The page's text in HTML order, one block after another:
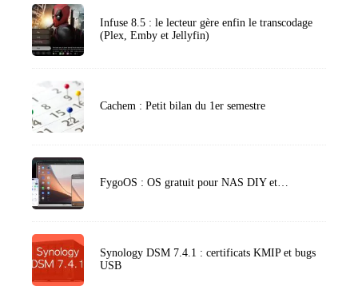
Infuse 8.5 : le lecteur gère enfin le transcodage
(Plex, Emby et Jellyfin)
Cachem : Petit bilan du 1er semestre
FygoOS : OS gratuit pour NAS DIY et…
Synology DSM 7.4.1 : certificats KMIP et bugs
USB